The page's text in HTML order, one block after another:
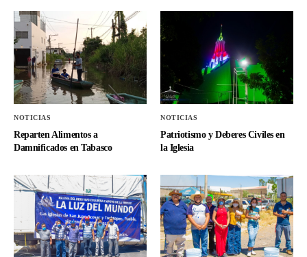
NOTICIAS
Reparten Alimentos a
Damnificados en Tabasco
NOTICIAS
Patriotismo y Deberes Civiles en
la Iglesia